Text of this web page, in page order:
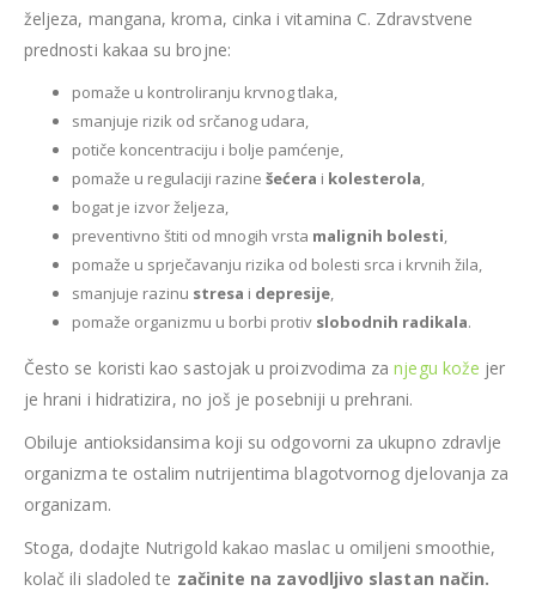
željeza, mangana, kroma, cinka i vitamina C. Zdravstvene
prednosti kakaa su brojne:
pomaže u kontroliranju krvnog tlaka,
smanjuje rizik od srčanog udara,
potiče koncentraciju i bolje pamćenje,
pomaže u regulaciji razine šećera i kolesterola
bogat je izvor željeza,
preventivno štiti od mnogih vrsta malignih bolesti
pomaže u sprječavanju rizika od bolesti srca i krvnih žila,
smanjuje razinu stresa i depresije
pomaže organizmu u borbi protiv slobodnih radikala.
Često se koristi kao sastojak u proizvodima zanjegu kože jer
je hrani i hidratizira, no još je posebniji u prehrani.
Obiluje antioksidansima koji su odgovorni za ukupno zdravlje
organizma te ostalim nutrijentima blagotvornog djelovanja za
organizam.
Stoga, dodajte Nutrigold kakao maslac u omiljeni smoothie,
kolač ili sladoled te začinite na zavodljivo slastan način.